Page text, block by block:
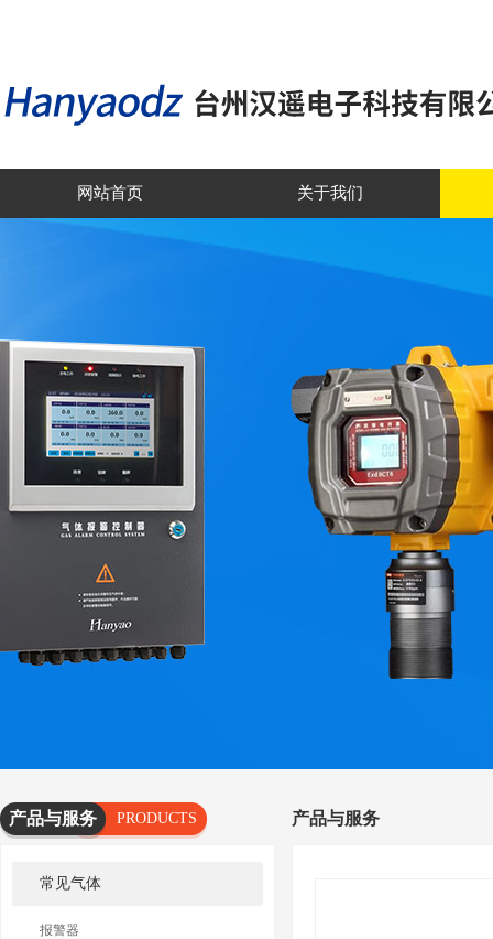
网站首页 关于我们
产品与服务
PRODUCTS
常见气体
报警器
产品与服务